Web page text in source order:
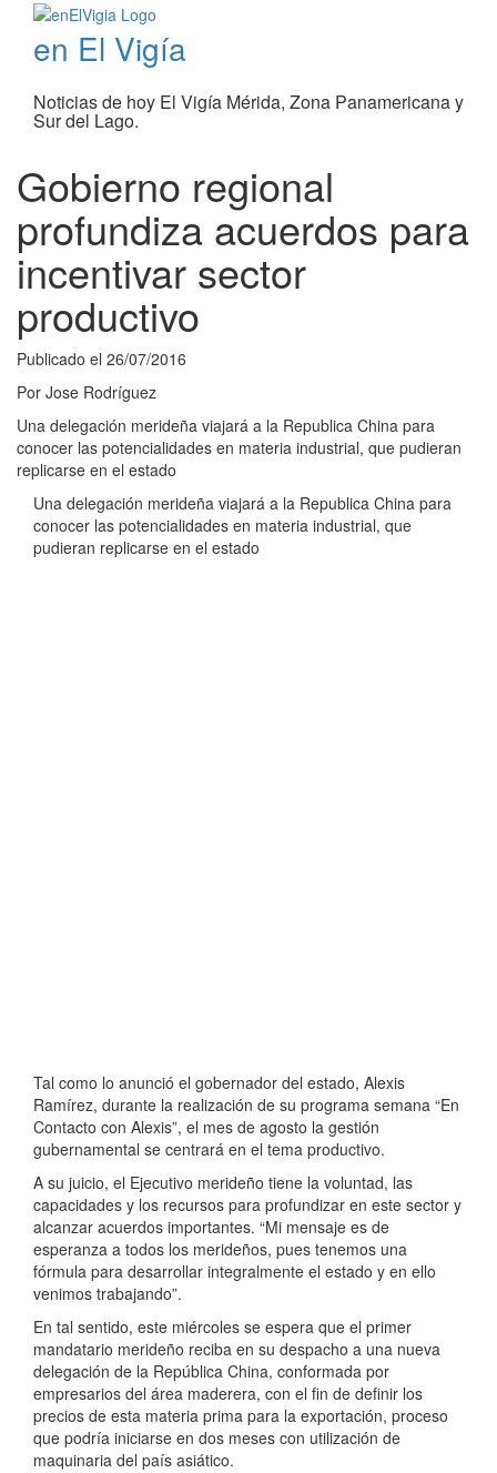
en El Vigía
Noticias de hoy El Vigía Mérida, Zona Panamericana y
Sur del Lago.
Gobierno regional
profundiza acuerdos para
incentivar sector
productivo
Publicado el 26/07/2016
Por Jose Rodríguez
Una delegación merideña viajará a la Republica China para
conocer las potencialidades en materia industrial, que pudieran
replicarse en el estado
Una delegación merideña viajará a la Republica China para
conocer las potencialidades en materia industrial, que
pudieran replicarse en el estado
Tal como lo anunció el gobernador del estado, Alexis
Ramírez, durante la realización de su programa semana “En
Contacto con Alexis”, el mes de agosto la gestión
gubernamental se centrará en el tema productivo.
A su juicio, el Ejecutivo merideño tiene la voluntad, las
capacidades y los recursos para profundizar en este sector y
alcanzar acuerdos importantes. “Mi mensaje es de
esperanza a todos los merideños, pues tenemos una
fórmula para desarrollar integralmente el estado y en ello
venimos trabajando”.
En tal sentido, este miércoles se espera que el primer
mandatario merideño reciba en su despacho a una nueva
delegación de la República China, conformada por
empresarios del área maderera, con el fin de definir los
precios de esta materia prima para la exportación, proceso
que podría iniciarse en dos meses con utilización de
maquinaria del país asiático.